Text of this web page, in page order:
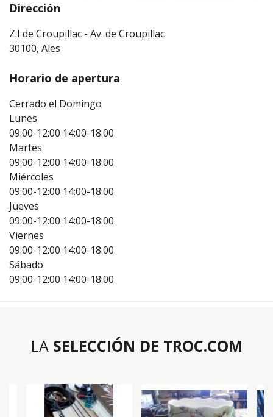
Dirección
Z.I de Croupillac - Av. de Croupillac
30100, Ales
Horario de apertura
Cerrado el Domingo
Lunes
09:00-12:00 14:00-18:00
Martes
09:00-12:00 14:00-18:00
Miércoles
09:00-12:00 14:00-18:00
Jueves
09:00-12:00 14:00-18:00
Viernes
09:00-12:00 14:00-18:00
Sábado
09:00-12:00 14:00-18:00
LA SELECCIÓN DE TROC.COM